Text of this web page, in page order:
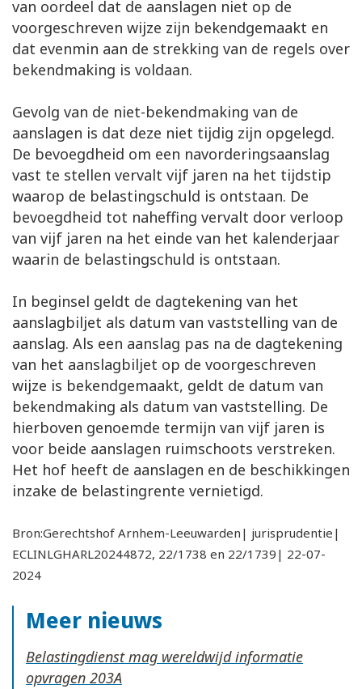
van oordeel dat de aanslagen niet op de
voorgeschreven wijze zijn bekendgemaakt en
dat evenmin aan de strekking van de regels over
bekendmaking is voldaan.
Gevolg van de niet-bekendmaking van de
aanslagen is dat deze niet tijdig zijn opgelegd.
De bevoegdheid om een navorderingsaanslag
vast te stellen vervalt vijf jaren na het tijdstip
waarop de belastingschuld is ontstaan. De
bevoegdheid tot naheffing vervalt door verloop
van vijf jaren na het einde van het kalenderjaar
waarin de belastingschuld is ontstaan.
In beginsel geldt de dagtekening van het
aanslagbiljet als datum van vaststelling van de
aanslag. Als een aanslag pas na de dagtekening
van het aanslagbiljet op de voorgeschreven
wijze is bekendgemaakt, geldt de datum van
bekendmaking als datum van vaststelling. De
hierboven genoemde termijn van vijf jaren is
voor beide aanslagen ruimschoots verstreken.
Het hof heeft de aanslagen en de beschikkingen
inzake de belastingrente vernietigd.
Bron:Gerechtshof Arnhem-Leeuwarden| jurisprudentie|
ECLINLGHARL20244872, 22/1738 en 22/1739| 22-07-
2024
Meer nieuws
Belastingdienst mag wereldwijd informatie
opvragen